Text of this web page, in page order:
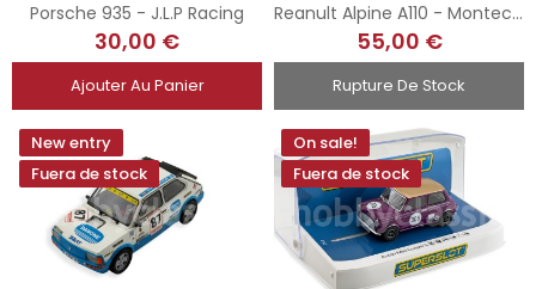
Porsche 935 - J.L.P Racing
30,00 €
Ajouter Au Panier
Reanult Alpine A110 - Montecarlo Unboxed
55,00 €
Rupture De Stock
New entry
Fuera de stock
On sale!
Fuera de stock